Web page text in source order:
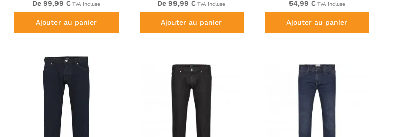
De 99,99 € TVA incluse
Ajouter au panier
De 99,99 € TVA incluse
Ajouter au panier
54,99 € TVA incluse
Ajouter au panier